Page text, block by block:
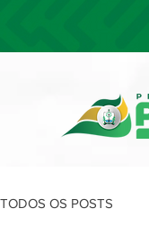
TODOS OS POSTS